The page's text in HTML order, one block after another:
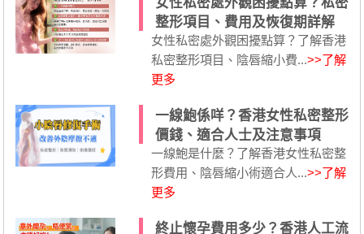
整形項目、費用及恢復期詳解
女性私密處外觀困擾點算？了解香港
私密整形項目、陰唇縮小費...>>了解
更多
一線鮑係咩？香港女性私密整形
價錢、適合人士及注意事項
一線鮑是什麼？了解香港女性私密整
形費用、陰唇縮小術適合人...>>了解
更多
終止懷孕費用多少？香港人工流